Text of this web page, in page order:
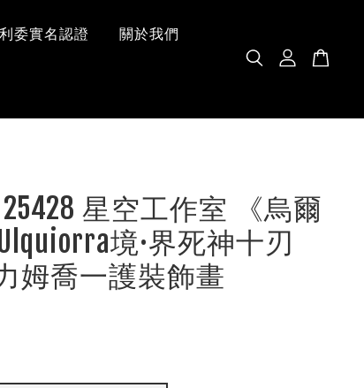
利委實名認證 關於我們
星空工作室 《烏爾
境·界死神十刃
力姆喬一護裝飾畫